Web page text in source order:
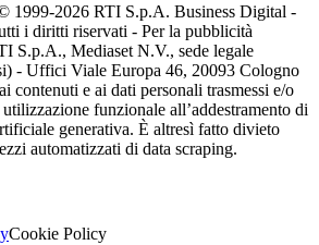
1999-2026 RTI S.p.A. Business Digital -
i diritti riservati - Per la pubblicità
S.p.A., Mediaset N.V., sede legale
- Uffici Viale Europa 46, 20093 Cologno
contenuti e ai dati personali trasmessi e/o
funzionale all’addestramento di
generativa. È altresì fatto divieto
automatizzati di data scraping.
Cookie Policy